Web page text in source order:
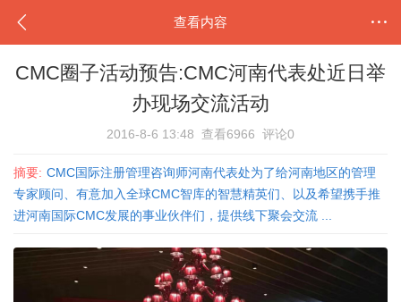
查看内容
CMC圈子活动预告:CMC河南代表处近日举
办现场交流活动
2016-8-6 13:48 查看6966 评论0
摘要: CMC国际注册管理咨询师河南代表处为了给河南地区的管理
专家顾问、有意加入全球CMC智库的智慧精英们、以及希望携手推
进河南国际CMC发展的事业伙伴们，提供线下聚会交流 ...